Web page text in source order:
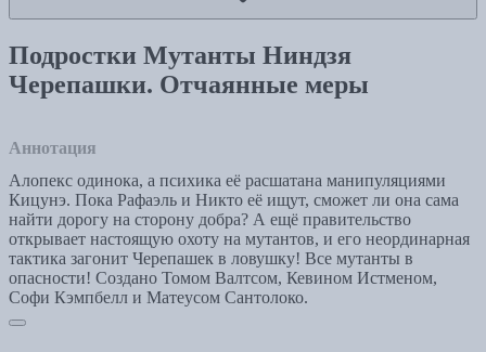
Подростки Мутанты Ниндзя
Черепашки. Отчаянные меры
Аннотация
Алопекс одинока, а психика её расшатана манипуляциями
Кицунэ. Пока Рафаэль и Никто её ищут, сможет ли она сама
найти дорогу на сторону добра? А ещё правительство
открывает настоящую охоту на мутантов, и его неординарная
тактика загонит Черепашек в ловушку! Все мутанты в
опасности! Создано Томом Валтсом, Кевином Истменом,
Софи Кэмпбелл и Матеусом Сантолоко.